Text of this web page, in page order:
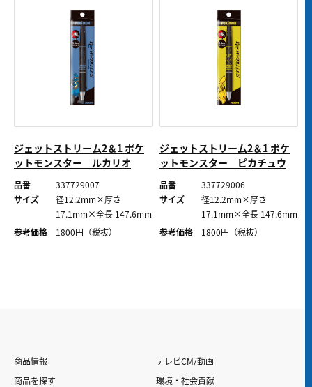
ジェットストリーム2＆1 ポケ
ットモンスター ルカリオ
品番
337729007
サイズ
径12.2mm×厚さ
17.1mm×全長 147.6mm
参考価格
1800円（税抜）
ジェットストリーム2＆1 ポケ
ットモンスター ピカチュウ
品番
337729006
サイズ
径12.2mm×厚さ
17.1mm×全長 147.6mm
参考価格
1800円（税抜）
商品情報
商品を探す
テレビCM/動画
環境・社会貢献